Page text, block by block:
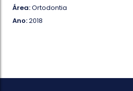
Área:Ortodontia
Ano:2018